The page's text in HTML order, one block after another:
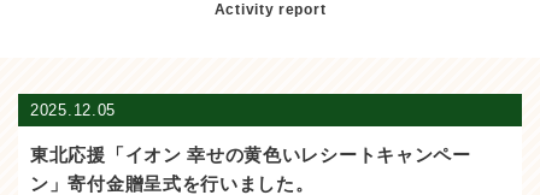
Activity report
2025.12.05
東北応援「イオン 幸せの黄色いレシートキャンペー
ン」寄付金贈呈式を行いました。